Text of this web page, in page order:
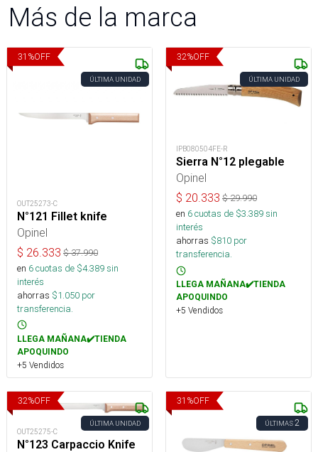
Más de la marca
31 %OFF
ÚLTIMA UNIDAD
OUT25273-C
N°121 Fillet knife
Opinel
$ 26.333 $37.990
en 6cuotas de $4.389sin
interés
ahorras $1.050 por
transferencia.
LLEGA MAÑANA✔️TIENDA
APOQUINDO
+5 Vendidos
32%OFF
ÚLTIMA UNIDAD
IPB080504FE-R
Sierra N°12 plegable
Opinel
$ 20.333 $29.990
en 6cuotas de $3.389sin
interés
ahorras $810 por
transferencia.
LLEGA MAÑANA✔️TIENDA
APOQUINDO
+5 Vendidos
32%OFF
ÚLTIMA UNIDAD
OUT25275-C
N°123 Carpaccio Knife
31 %OFF
ÚLTIMAS2